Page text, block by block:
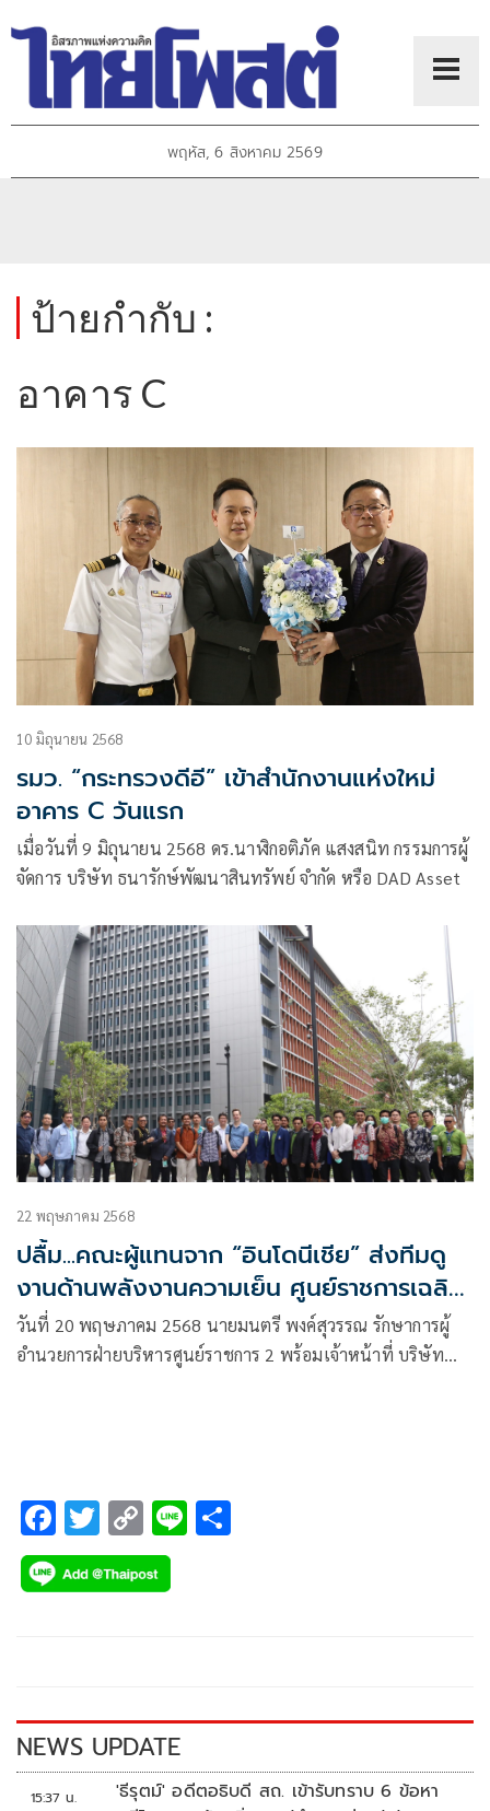
พฤหัส, 6 สิงหาคม 2569
ป้ายกำกับ :
อาคาร C
10 มิถุนายน 2568
รมว. “กระทรวงดีอี” เข้าสำนักงานแห่งใหม่
อาคาร C วันแรก
เมื่อวันที่ 9 มิถุนายน 2568 ดร.นาฬิกอติภัค แสงสนิท กรรมการผู้
จัดการ บริษัท ธนารักษ์พัฒนาสินทรัพย์ จำกัด หรือ DAD Asset
22 พฤษภาคม 2568
ปลื้ม...คณะผู้แทนจาก “อินโดนีเชีย” ส่งทีมดู
งานด้านพลังงานความเย็น ศูนย์ราชการเฉลิม
พระเกียรติฯ
วันที่ 20 พฤษภาคม 2568 นายมนตรี พงค์สุวรรณ รักษาการผู้
อำนวยการฝ่ายบริหารศูนย์ราชการ 2 พร้อมเจ้าหน้าที่ บริษัท
F
ac
e
k
T
wi
tt
C
o
p
k
Li
NEWS UPDATE
15:37 น.
'ธีรุตม์' อดีตอธิบดี สถ. เข้ารับทราบ 6 ข้อหา